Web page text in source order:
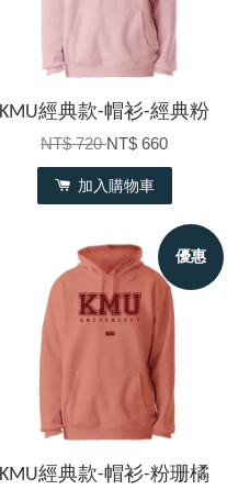
KMU經典款-帽衫-經典粉
NT$ 720NT$ 660
加入購物車
優惠
KMU經典款-帽衫-粉珊橘